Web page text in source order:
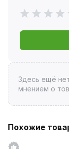
Здесь ещё
мнением о
Похожие